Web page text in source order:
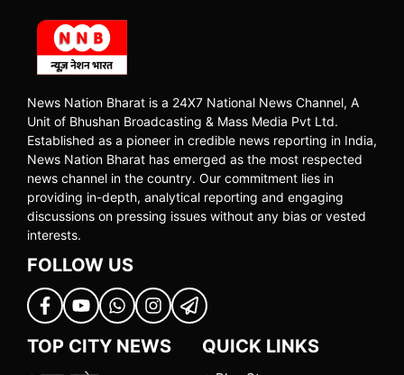
News Nation Bharat is a 24X7 National News Channel, A
Unit of Bhushan Broadcasting & Mass Media Pvt Ltd.
Established as a pioneer in credible news reporting in India,
News Nation Bharat has emerged as the most respected
news channel in the country. Our commitment lies in
providing in-depth, analytical reporting and engaging
discussions on pressing issues without any bias or vested
interests.
FOLLOW US
TOP CITY NEWS QUICK LINKS